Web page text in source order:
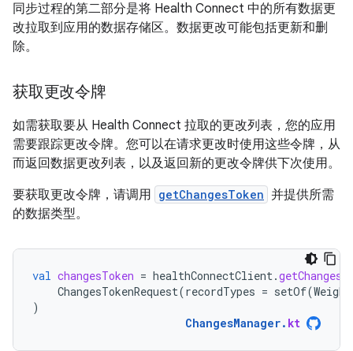
同步过程的第二部分是将 Health Connect 中的所有数据更
改拉取到应用的数据存储区。数据更改可能包括更新和删
除。
获取更改令牌
如需获取要从 Health Connect 拉取的更改列表，您的应用
需要跟踪更改令牌。 您可以在请求更改时使用这些令牌，从
而返回数据更改列表，以及返回新的更改令牌供下次使用。
要获取更改令牌，请调用 getChangesToken 并提供所需
的数据类型。
val changesToken = healthConnectClient.
ChangesTokenRequest(recordTypes = setOf(
)
ChangesManager. kt